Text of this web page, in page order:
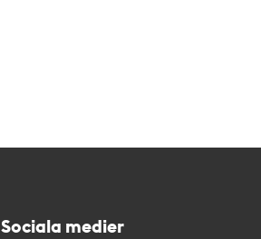
Sociala medier